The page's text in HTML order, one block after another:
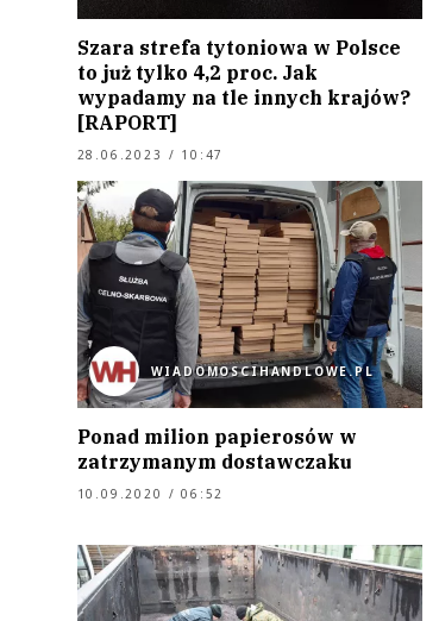
Szara strefa tytoniowa w Polsce
to już tylko 4,2 proc. Jak
wypadamy na tle innych krajów?
[RAPORT]
28.06.2023 / 10:47
WIADOMOSCIHANDLOWE.PL
Ponad milion papierosów w
zatrzymanym dostawczaku
10.09.2020 / 06:52